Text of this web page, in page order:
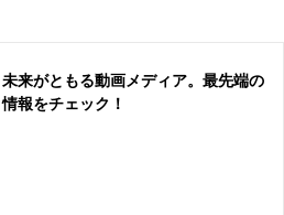
未来がともる動画メディア。最先端の
情報をチェック！